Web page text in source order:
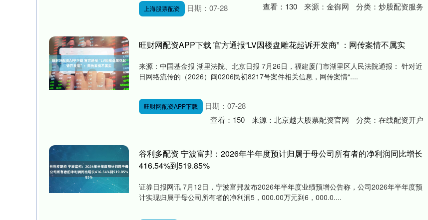
上海股票配资 日期：07-28 查看： 130 来源： 金御网 分类： 炒股配资服务
旺财网配资APP下载 官方通报“LV因楼盘雕花起诉开发商” ：网传案情不属实
来源：中国基金报 湖里法院、北京日报 7月26日，福建厦门市湖里区人民法院通报： 针对近
日网络流传的（2026）闽0206民初8217号案件相关信息，网传案情“....
旺财网配资APP下载
日期：07-28
查看： 150 来源： 北京越大股票配资官网 分类： 在线配资开户
谷利多配资 宁波富邦：2026年半年度预计归属于母公司所有者的净利润同比增长
416.54%到519.85%
证券日报网讯 7月12日，宁波富邦发布2026年半年度业绩预增公告称，公司2026年半年度预
计实现归属于母公司所有者的净利润5，000.00万元到6，000.0....